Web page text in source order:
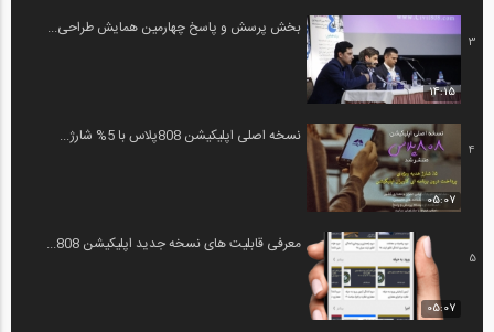
3
14:15
بخش پرسش و پاسخ چهارمین همایش طراحی...
4
05:07
نسخه اصلی اپلیکیشن 808پلاس با 5% شارژ...
5
05:07
معرفی قابلیت های نسخه جدید اپلیکیشن 808...